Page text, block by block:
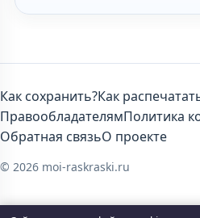
Как сохранить?Как
ПравообладателямПолитика
Обратная связьО проекте
© 2026 moi-raskraski.ru